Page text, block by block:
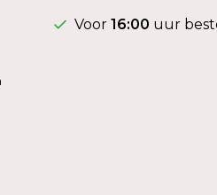
Voor 16:00 uur